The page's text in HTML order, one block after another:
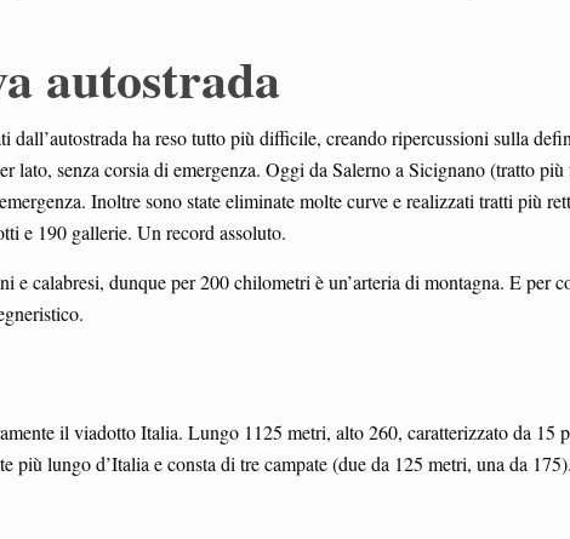
autostrada
dall’autostrada ha reso tutto più difficile, creando ripercussioni sulla
lato, senza corsia di emergenza. Oggi da Salerno a Sicignano (tratto
Inoltre sono state eliminate molte curve e realizzati tratti più
e 190 gallerie. Un record assoluto.
e calabresi, dunque per 200 chilometri è un’arteria di montagna. E per
il viadotto Italia. Lungo 1125 metri, alto 260, caratterizzato da 15
lungo d’Italia e consta di tre campate (due da 125 metri, una da 175).